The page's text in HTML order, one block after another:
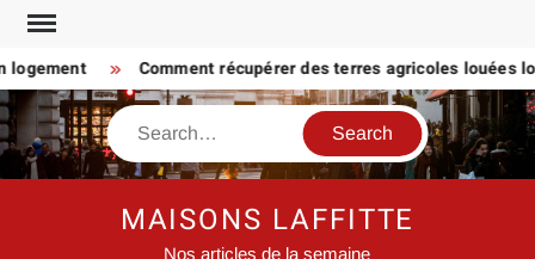
Skip
content
logement Comment récupérer des terres agricoles louées
Search
MAISONS LAFFITTE
Nos articles de la semaine